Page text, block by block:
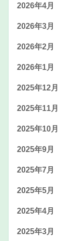
2026年4月
2026年3月
2026年2月
2026年1月
2025年12月
2025年11月
2025年10月
2025年9月
2025年7月
2025年5月
2025年4月
2025年3月